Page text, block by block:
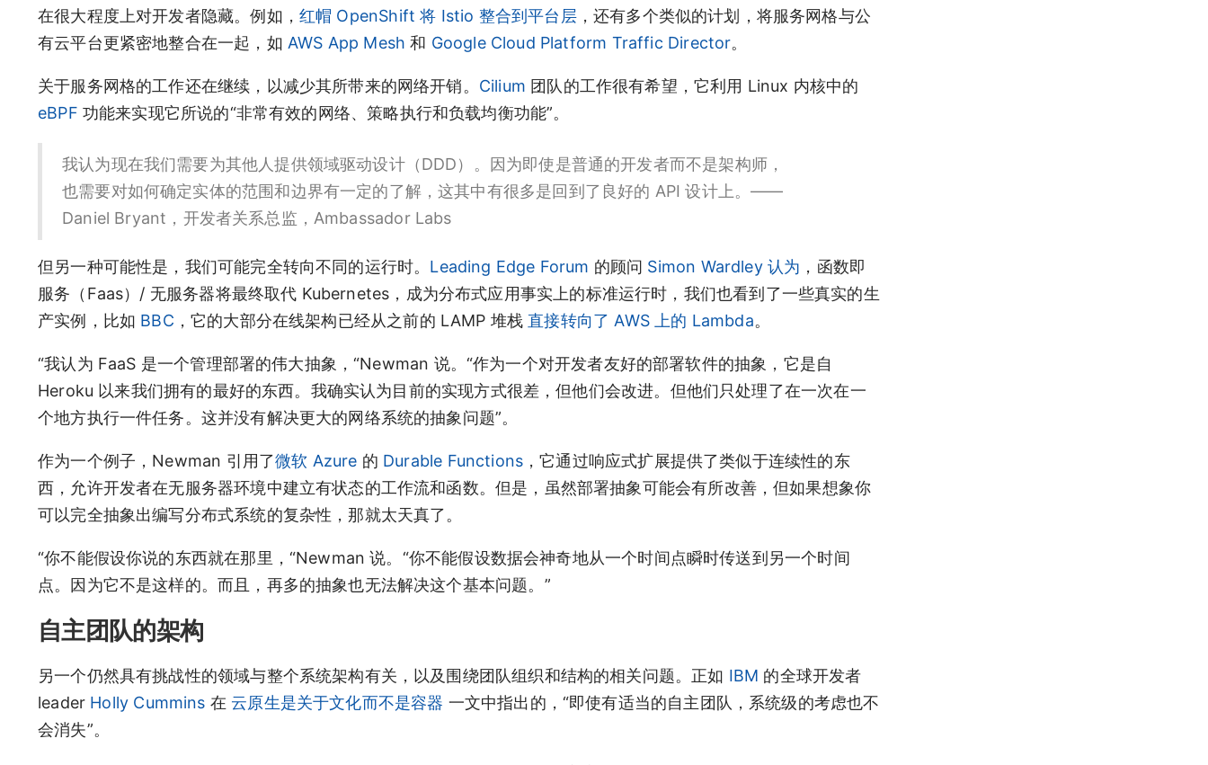
在很大程度上对开发者隐藏。例如， 红帽 OpenShift 将 Istio 整合到平台层，还有多个类似的计划，将服务网格与公
有云平台更紧密地整合在一起，如 AWS App Mesh 和 Google Cloud Platform Traffic Director。
关于服务网格的工作还在继续，以减少其所带来的网络开销。 Cilium 团队的工作很有希望，它利用 Linux 内核中的
eBPF 功能来实现它所说的“非常有效的网络、策略执行和负载均衡功能”。
我认为现在我们需要为其他人提供领域驱动设计（DDD）。因为即使是普通的开发者而不是架构师，
也需要对如何确定实体的范围和边界有一定的了解，这其中有很多是回到了良好的 API 设计上。——
Daniel Bryant，开发者关系总监，Ambassador Labs
但另一种可能性是，我们可能完全转向不同的运行时。 Leading Edge Forum 的顾问 Simon Wardley 认为 ，函数即
服务（Faas）/ 无服务器将最终取代 Kubernetes，成为分布式应用事实上的标准运行时，我们也看到了一些真实的生
产实例，比如 BBC ，它的大部分在线架构已经从之前的 LAMP 堆栈 直接转向了 AWS 上的 Lambda。
“我认为 FaaS 是一个管理部署的伟大抽象，“Newman 说。“作为一个对开发者友好的部署软件的抽象，它是自
Heroku 以来我们拥有的最好的东西。我确实认为目前的实现方式很差，但他们会改进。但他们只处理了在一次在一
个地方执行一件任务。这并没有解决更大的网络系统的抽象问题”。
作为一个例子，Newman 引用了微软 Azure 的 Durable Functions ，它通过响应式扩展提供了类似于连续性的东
西，允许开发者在无服务器环境中建立有状态的工作流和函数。但是，虽然部署抽象可能会有所改善，但如果想象你
可以完全抽象出编写分布式系统的复杂性，那就太天真了。
“你不能假设你说的东西就在那里，“Newman 说。“你不能假设数据会神奇地从一个时间点瞬时传送到另一个时间
点。因为它不是这样的。而且，再多的抽象也无法解决这个基本问题。”
自主团队的架构
另一个仍然具有挑战性的领域与整个系统架构有关，以及围绕团队组织和结构的相关问题。正如 IBM 的全球开发者
leader Holly Cummins 在 云原生是关于文化而不是容器 一文中指出的，“即使有适当的自主团队，系统级的考虑也不
会消失”。